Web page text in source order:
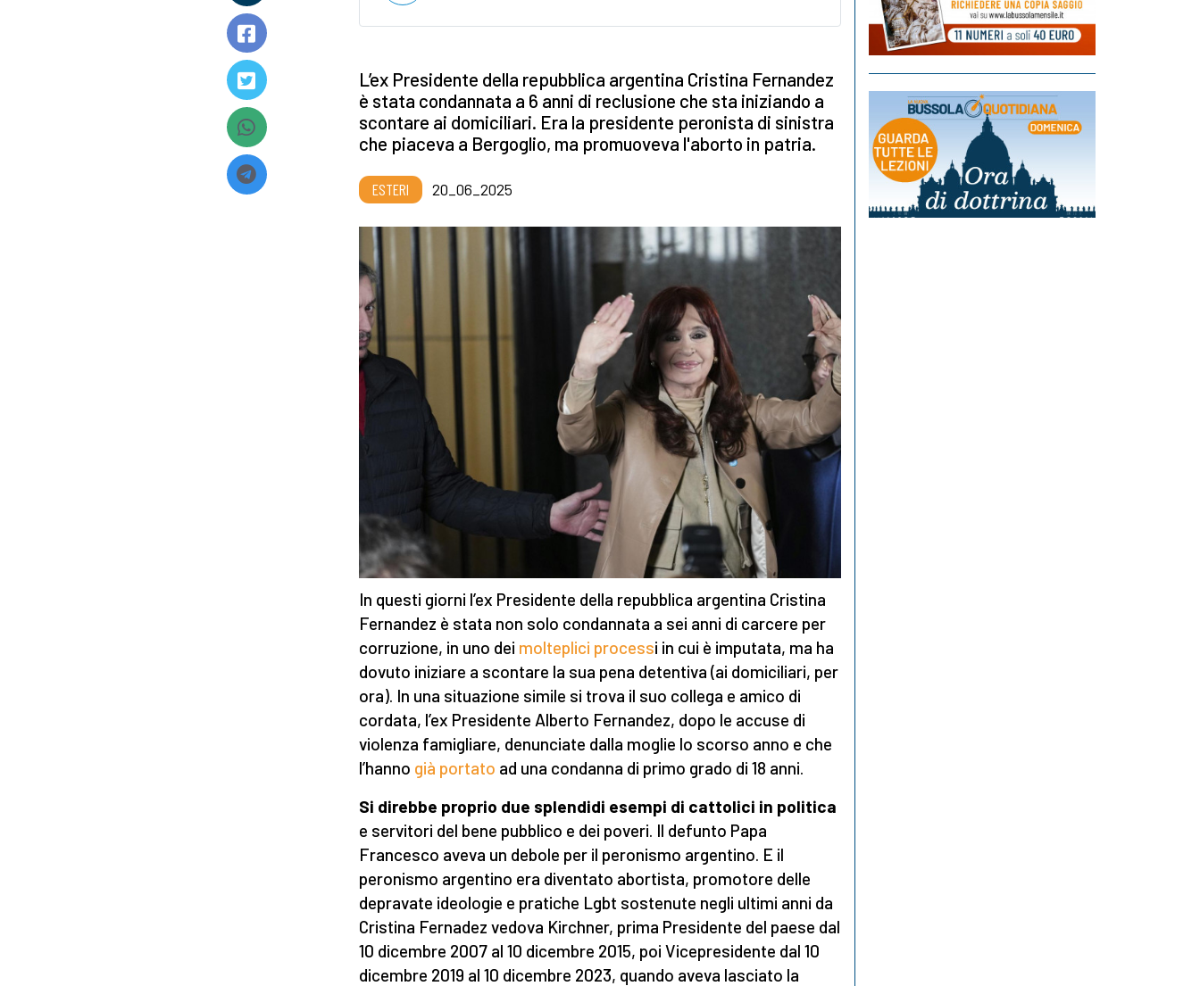
L’ex Presidente della repubblica argentina Cristina Fernandez
è stata condannata a 6 anni di reclusione che sta iniziando a
scontare ai domiciliari. Era la presidente peronista di sinistra
che piaceva a Bergoglio, ma promuoveva l'aborto in patria.
ESTERI 20_06_2025
In questi giorni l’ex Presidente della repubblica argentina Cristina
Fernandez è stata non solo condannata a sei anni di carcere per
corruzione, in uno dei molteplici processi in cui è imputata, ma ha
dovuto iniziare a scontare la sua pena detentiva (ai domiciliari, per
ora). In una situazione simile si trova il suo collega e amico di
cordata, l’ex Presidente Alberto Fernandez, dopo le accuse di
violenza famigliare, denunciate dalla moglie lo scorso anno e che
l’hanno già portato ad una condanna di primo grado di 18 anni.
Si direbbe proprio due splendidi esempi di cattolici in politica
e servitori del bene pubblico e dei poveri. Il defunto Papa
Francesco aveva un debole per il peronismo argentino. E il
peronismo argentino era diventato abortista, promotore delle
depravate ideologie e pratiche Lgbt sostenute negli ultimi anni da
Cristina Fernadez vedova Kirchner, prima Presidente del paese dal
10 dicembre 2007 al 10 dicembre 2015, poi Vicepresidente dal 10
dicembre 2019 al 10 dicembre 2023, quando aveva lasciato la